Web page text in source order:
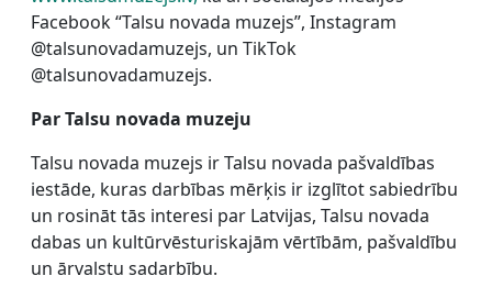
Facebook “Talsu novada muzejs”, Instagram
@talsunovadamuzejs, un TikTok
@talsunovadamuzejs.
Par Talsu novada muzeju
Talsu novada muzejs ir Talsu novada pašvaldības
iestāde, kuras darbības mērķis ir izglītot sabiedrību
un rosināt tās interesi par Latvijas, Talsu novada
dabas un kultūrvēsturiskajām vērtībām, pašvaldību
un ārvalstu sadarbību.